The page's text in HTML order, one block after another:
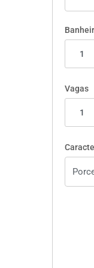
1
Vagas
1